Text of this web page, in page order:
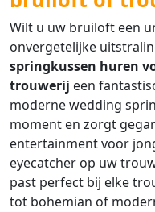
Wilt u uw bruiloft een
onvergetelijke
springkussen huren
trouwerij een
moderne wedding
moment en zorgt
entertainment voor
eyecatcher op uw
past perfect bij elke
tot bohemian of